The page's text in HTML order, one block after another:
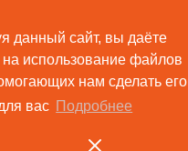
данный сайт, вы даёте
на использование файлов
нам сделать его
вас Подробнее